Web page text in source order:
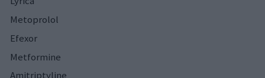
Metoprolol
Efexor
Metformine
Amitriptyline